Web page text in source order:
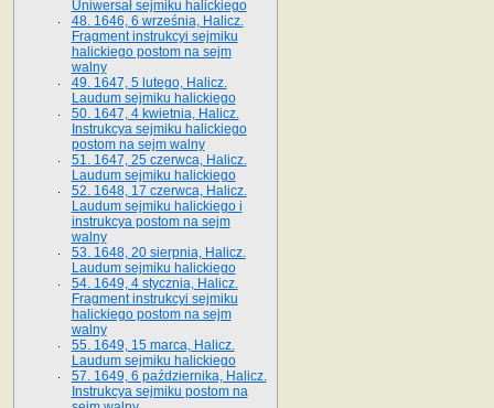
Uniwersał sejmiku halickiego
48. 1646, 6 września, Halicz.
Fragment instrukcyi sejmiku
halickiego postom na sejm
walny
49. 1647, 5 lutego, Halicz.
Laudum sejmiku halickiego
50. 1647, 4 kwietnia, Halicz.
Instrukcya sejmiku halickiego
postom na sejm walny
51. 1647, 25 czerwca, Halicz.
Laudum sejmiku halickiego
52. 1648, 17 czerwca, Halicz.
Laudum sejmiku halickiego i
instrukcya postom na sejm
walny
53. 1648, 20 sierpnia, Halicz.
Laudum sejmiku halickiego
54. 1649, 4 stycznia, Halicz.
Fragment instrukcyi sejmiku
halickiego postom na sejm
walny
55. 1649, 15 marca, Halicz.
Laudum sejmiku halickiego
57. 1649, 6 października, Halicz.
Instrukcya sejmiku postom na